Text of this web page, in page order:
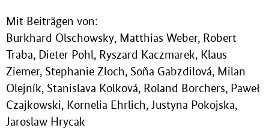
Mit Beiträgen von:
Burkhard Olschowsky, Matthias Weber, Robert
Traba, Dieter Pohl, Ryszard Kaczmarek, Klaus
Ziemer, Stephanie Zloch, Soňa Gabzdilová, Milan
Olejník, Stanislava Kolková, Roland Borchers, Paweł
Czajkowski, Kornelia Ehrlich, Justyna Pokojska,
Jaroslaw Hrycak